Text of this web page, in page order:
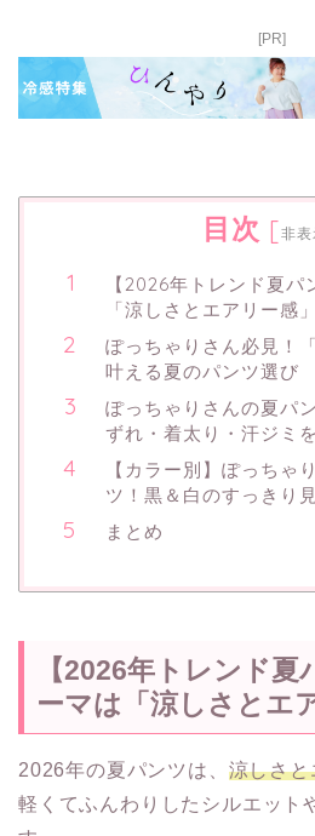
[PR]
目次 [非表
【2026年トレンド夏
「涼しさとエアリー感」
ぽっちゃりさん必見！
叶える夏のパンツ選び
ぽっちゃりさんの夏パ
ずれ・着太り・汗ジミ
【カラー別】ぽっちゃ
ツ！黒＆白のすっきり
まとめ
【2026年トレンド夏
ーマは「涼しさとエ
2026年の夏パンツは、 涼しさ
軽くてふんわりしたシルエット